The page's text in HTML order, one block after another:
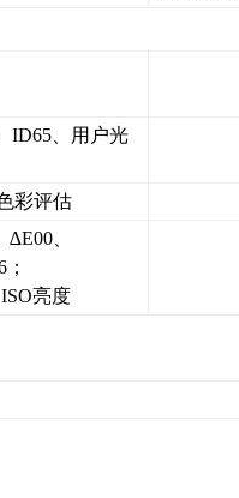
ID65、用户光
彩评估
、
亮度